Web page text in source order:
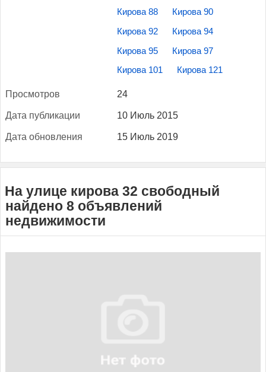
Кирова 88 Кирова 90
Кирова 92 Кирова 94
Кирова 95 Кирова 97
Кирова 101 Кирова 121
Прос­мотров 24
Да­та пуб­ли­кации 10 Июль 2015
Да­та об­новле­ния 15 Июль 2019
На улице кирова 32 свободный
найдено 8 объявлений
недвижимости